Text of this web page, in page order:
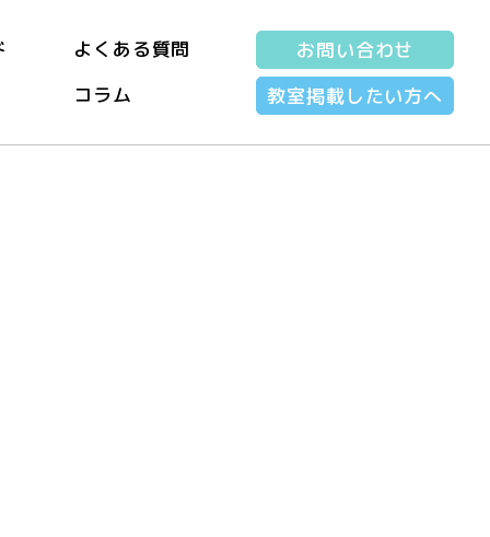
よくある質問
コラム
お問い合わせ
教室掲載したい方へ